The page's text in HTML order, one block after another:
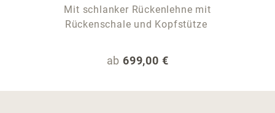
Mit schlanker Rückenlehne mit
Rückenschale und Kopfstütze
Regulärer Preis:
ab 699,00 €